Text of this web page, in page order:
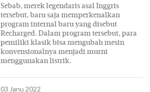
Sebab, merek legendaris asal Inggris
tersebut, baru saja memperkenalkan
program internal baru yang disebut
Recharged. Dalam program tersebut, para
pemiliki klasik bisa mengubah mesin
konvensionalnya menjadi murni
menggunakan listrik.
03 Janu 2022